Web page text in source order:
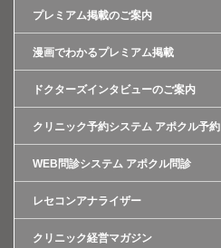
プレミアム掲載のご案内
漫画でわかるプレミアム掲載
ドクターズインタビューのご案内
クリニック予約システム アポクル予約
WEB問診システム アポクル問診
レセコンアナライザー
クリニック経営マガジン